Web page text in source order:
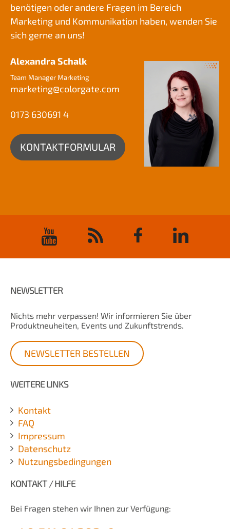
benötigen oder andere Fragen im Bereich
Marketing und Kommunikation haben, wenden Sie
sich gerne an uns!
Alexandra Schalk
Team Manager Marketing
marketing@colorgate.com
0173 630691 4
KONTAKTFORMULAR
NEWSLETTER
Nichts mehr verpassen! Wir informieren Sie über
Produktneuheiten, Events und Zukunftstrends.
NEWSLETTER BESTELLEN
WEITERE LINKS
Kontakt
FAQ
Impressum
Datenschutz
Nutzungsbedingungen
KONTAKT / HILFE
Bei Fragen stehen wir Ihnen zur Verfügung: